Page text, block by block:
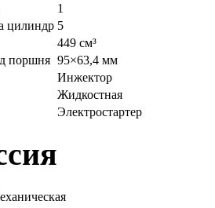
1
цилиндр 5
449 см³
поршня 95×63,4 мм
Инжектор
Жидкостная
Электростартер